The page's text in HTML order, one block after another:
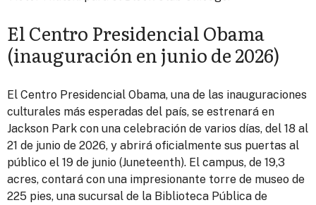
El Centro Presidencial Obama
(inauguración en junio de 2026)
El Centro Presidencial Obama, una de las inauguraciones
culturales más esperadas del país, se estrenará en
Jackson Park con una celebración de varios días, del 18 al
21 de junio de 2026, y abrirá oficialmente sus puertas al
público el 19 de junio (Juneteenth). El campus, de 19,3
acres, contará con una impresionante torre de museo de
225 pies, una sucursal de la Biblioteca Pública de